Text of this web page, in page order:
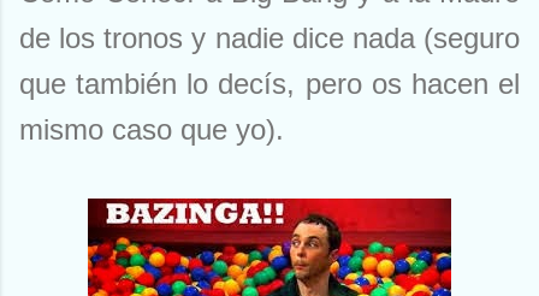
de los tronos y nadie dice nada (seguro
que también lo decís, pero os hacen el
mismo caso que yo).